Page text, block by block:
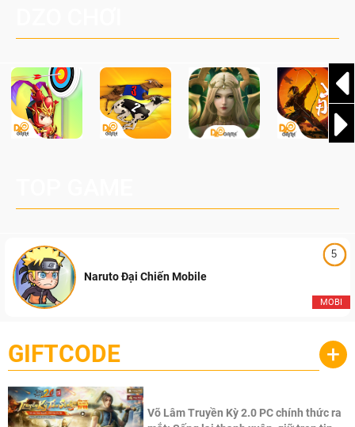
5
MOBI
Naruto Đại Chiến Mobile
GIFTCODE +
Võ Lâm Truyền Kỳ 2.0 PC chính thức ra